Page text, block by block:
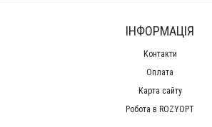
ІНФОРМАЦІЯ
Контакти
Оплата
Карта сайту
Робота в ROZYOPT